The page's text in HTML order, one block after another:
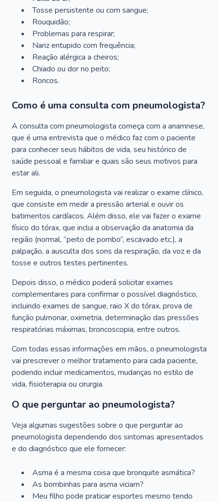
Tosse persistente ou com sangue;
Rouquidão;
Problemas para respirar;
Nariz entupido com frequência;
Reação alérgica a cheiros;
Chiado ou dor no peito;
Roncos.
Como é uma consulta com pneumologista?
A consulta com pneumologista começa com a anamnese,
que é uma entrevista que o médico faz com o paciente
para conhecer seus hábitos de vida, seu histórico de
saúde pessoal e familiar e quais são seus motivos para
estar ali.
Em seguida, o pneumologista vai realizar o exame clínico,
que consiste em medir a pressão arterial e ouvir os
batimentos cardíacos. Além disso, ele vai fazer o exame
físico do tórax, que inclui a observação da anatomia da
região (normal, “peito de pombo”, escavado etc.), a
palpação, a ausculta dos sons da respiração, da voz e da
tosse e outros testes pertinentes.
Depois disso, o médico poderá solicitar exames
complementares para confirmar o possível diagnóstico,
incluindo exames de sangue, raio X do tórax, prova de
função pulmonar, oximetria, determinação das pressões
respiratórias máximas, broncoscopia, entre outros.
Com todas essas informações em mãos, o pneumologista
vai prescrever o melhor tratamento para cada paciente,
podendo incluir medicamentos, mudanças no estilo de
vida, fisioterapia ou cirurgia.
O que perguntar ao pneumologista?
Veja algumas sugestões sobre o que perguntar ao
pneumologista dependendo dos sintomas apresentados
e do diagnóstico que ele fornecer:
Asma é a mesma coisa que bronquite asmática?
As bombinhas para asma viciam?
Meu filho pode praticar esportes mesmo tendo